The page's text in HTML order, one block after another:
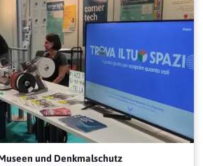
und Denkmalschutz